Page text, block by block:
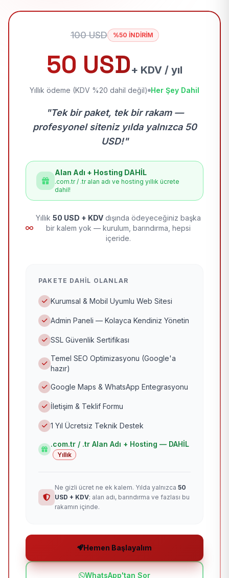
100 USD %50 İNDİRİM
50 USD+ KDV / yıl
Yıllık ödeme (KDV %20 dahil değil) Her Şey Dahil
"Tek bir paket, tek bir rakam —
profesyonel siteniz yılda yalnızca 50
USD!"
Alan Adı + Hosting DAHİL
.com.tr / .tr alan adı ve hosting yıllık ücrete
dahil!
Yıllık 50 USD + KDV dışında ödeyeceğiniz başka
bir kalem yok — kurulum, barındırma, hepsi
içeride.
PAKETE DAHIL OLANLAR
Kurumsal & Mobil Uyumlu Web Sitesi
Admin Paneli — Kolayca Kendiniz Yönetin
SSL Güvenlik Sertifikası
Temel SEO Optimizasyonu (Google'a
hazır)
Google Maps & WhatsApp Entegrasyonu
İletişim & Teklif Formu
1 Yıl Ücretsiz Teknik Destek
.com.tr / .tr Alan Adı + Hosting — DAHİL
Yıllık
Ne gizli ücret ne ek kalem. Yılda yalnızca 50
USD + KDV; alan adı, barındırma ve fazlası bu
rakamın içinde.
Hemen Başlayalım
WhatsApp'tan Sor